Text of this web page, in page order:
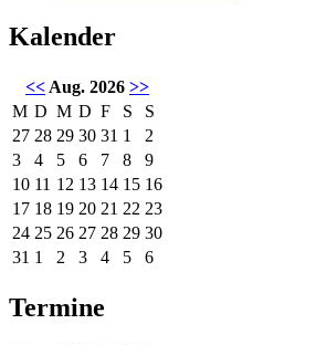
Kalender
<< Aug. 2026 >>
M D M D F S
S
27 28 29 30 31 1
2
3
4 5 6 7 8
9
10 11 12 13 14 15 16
17 18 19 20 21 22 23
24 25 26 27 28 29 30
31 1 2 3 4 5 6
Termine